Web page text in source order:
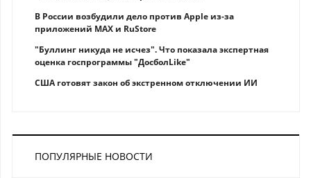
В России возбудили дело против Apple из-за
приложений MAX и RuStore
"Буллинг никуда не исчез". Что показала экспертная
оценка госпрограммы "ДосболLike"
США готовят закон об экстренном отключении ИИ
ПОПУЛЯРНЫЕ НОВОСТИ